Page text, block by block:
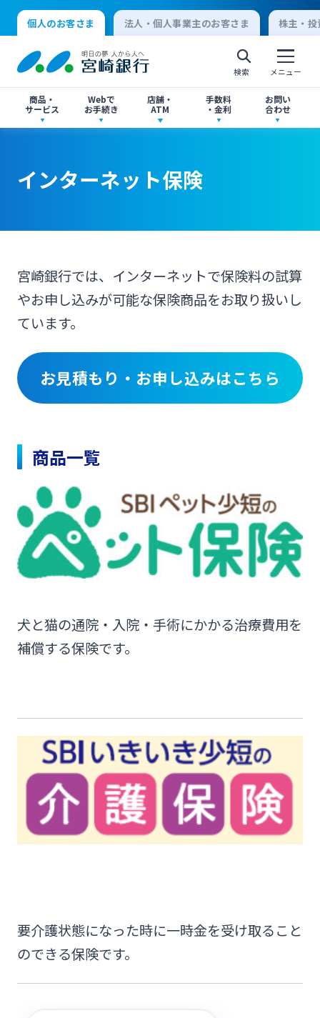
個人のお客さま 法人・個人事業主のお客さま 株主・
検索 メニュー
商品・
サービス
Webで
お手続き
店舗・
ATM
手数料
・金利
お問い
合わせ
資産運用
保険
年金・相続
外国為替
ポイントサービス「たまるーじ倶楽部」
キャッシュレスサービス
その他サービス
閉じる
投資信託
定期的なお客さま情報ご提供のお願い
Request to present your residence card
閉じる
サイトマップ
チャットで相談
個人向けインターネットバンキング
ログオン
法人向けインターネットバンキング
みやぎんMikatanoシリーズ
よくあるご質問 チャットで相談
English
個人のお客さま
株主・投資家の皆さま
宮崎銀行について
ニュースリリース一覧
お問い合わせ先一覧
インターネット保険
宮崎銀行では、インターネットで保険料の試算
やお申し込みが可能な保険商品をお取り扱いし
ています。
お見積もり・お申し込みはこちら
商品一覧
犬と猫の通院・入院・手術にかかる治療費用を
補償する保険です。
要介護状態になった時に一時金を受け取ること
のできる保険です。